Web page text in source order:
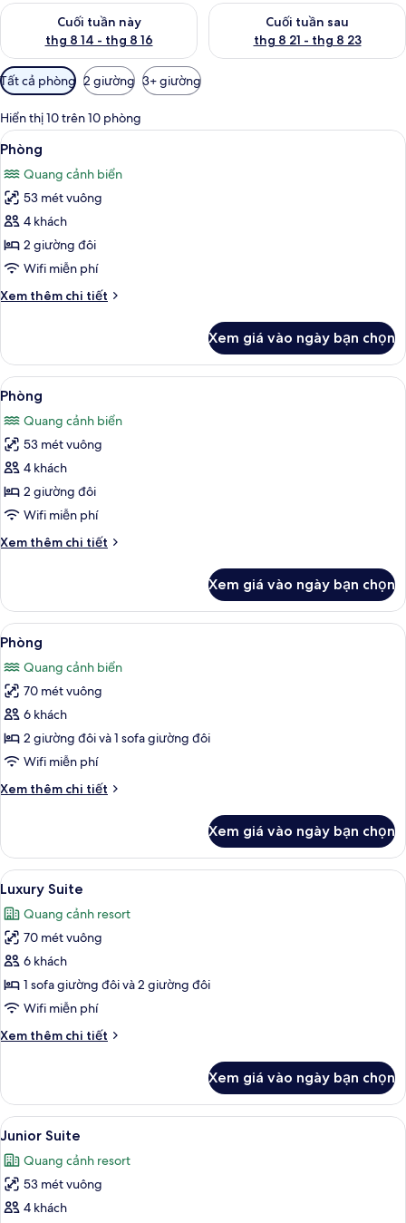
Cuối tuần này
thg 8 14 - thg 8 16
Kiểm tra lượng phòng cuối tuần này từ thg 8 14 - thg 8 16
Cuối tuần sau
thg 8 21 - thg 8 23
Kiểm tra lượng phòng cuối
Bộ
lọc
có
thể
dùng
để
lọc
tìm
phòng
Tất cả phòng 2 giường 3+ giường
Hiển thị 10 trên 10 phòng
Xem
tất
cả
ảnh
Phòng
Bộ đồ giường kháng dị ứng, chăn
6
Phòng
Quang cảnh biển
53 mét vuông
4 khách
2 giường đôi
Wifi miễn phí
Xem thêm chi tiết
Chi
Phòng
Xem giá vào ngày bạn chọn
Xem
tất
cả
ảnh
Phòng
Bộ đồ giường kháng dị ứng, chăn
7
Phòng
Quang cảnh biển
53 mét vuông
4 khách
2 giường đôi
Wifi miễn phí
Xem thêm chi tiết
Chi
Phòng
Xem giá vào ngày bạn chọn
Xem
tất
cả
ảnh
Phòng
Bộ đồ giường kháng dị ứng, chăn
8
Phòng
Quang cảnh biển
70 mét vuông
6 khách
2 giường đôi và 1 sofa giường đôi
Wifi miễn phí
Xem thêm chi tiết
Chi
Phòng
Xem giá vào ngày bạn chọn
Xem
tất
cả
ảnh
Luxury
Suite
Bộ đồ giường kháng dị ứng, chăn
5
Luxury Suite
Quang cảnh resort
70 mét vuông
6 khách
1 sofa giường đôi và 2 giường đôi
Wifi miễn phí
Xem thêm chi tiết
Chi
Luxury
Suite
Xem giá vào ngày bạn chọn
Xem
tất
cả
ảnh
Junior
Bộ đồ giường kháng dị ứng, chăn
5
Junior Suite
Quang cảnh resort
53 mét vuông
4 khách